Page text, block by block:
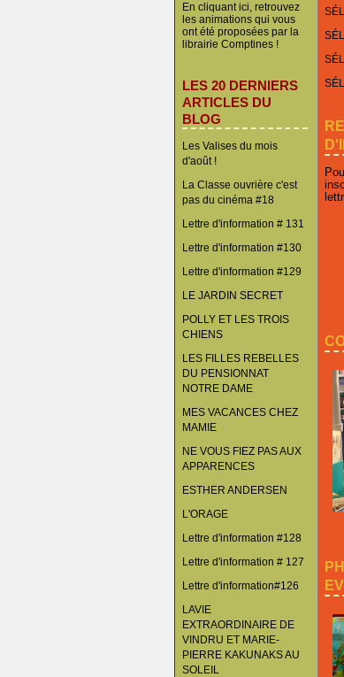
En cliquant ici, retrouvez
les animations qui vous
ont été proposées par la
librairie Comptines !
LES 20 DERNIERS
ARTICLES DU
BLOG
Les Valises du mois
d'août !
La Classe ouvrière c'est
pas du cinéma #18
Lettre d'information # 131
Lettre d'information #130
Lettre d'information #129
LE JARDIN SECRET
POLLY ET LES TROIS
CHIENS
LES FILLES REBELLES
DU PENSIONNAT
NOTRE DAME
MES VACANCES CHEZ
MAMIE
NE VOUS FIEZ PAS AUX
APPARENCES
ESTHER ANDERSEN
L'ORAGE
Lettre d'information #128
Lettre d'information # 127
Lettre d'information#126
LAVIE
EXTRAORDINAIRE DE
VINDRU ET MARIE-
PIERRE KAKUNAKS AU
SOLEIL